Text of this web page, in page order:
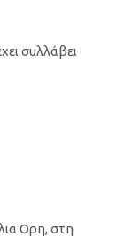
συλλάβει
Ορη, στη